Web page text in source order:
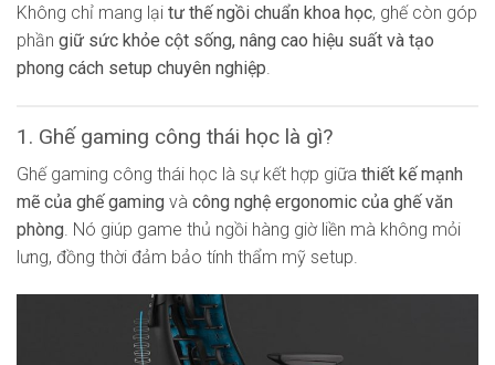
Không chỉ mang lại tư thế ngồi chuẩn khoa học, ghế còn góp
phần giữ sức khỏe cột sống, nâng cao hiệu suất và tạo
phong cách setup chuyên nghiệp.
1. Ghế gaming công thái học là gì?
Ghế gaming công thái học là sự kết hợp giữa thiết kế mạnh
mẽ của ghế gaming và công nghệ ergonomic của ghế văn
phòng. Nó giúp game thủ ngồi hàng giờ liền mà không mỏi
lưng, đồng thời đảm bảo tính thẩm mỹ setup.